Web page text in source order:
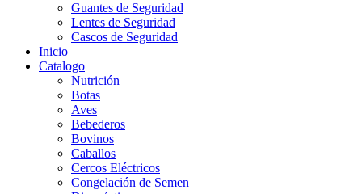
Guantes de Seguridad
Lentes de Seguridad
Cascos de Seguridad
Inicio
Catalogo
Nutrición
Botas
Aves
Bebederos
Bovinos
Caballos
Cercos Eléctricos
Congelación de Semen